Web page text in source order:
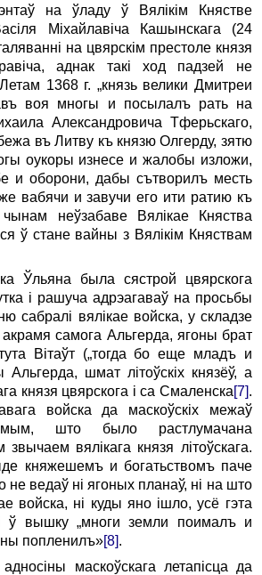
на ўладу ў Вялікім Княстве
Міхайлавіча Кашынскага (24
на цвярскім престоле князя
аднак такі ход падзей не
1368 г. „князь велики Дмитреи
воя многы и посылалъ рать на
Александровича Тферьскаго,
въ Литву къ князю Олгерду, зятю
оукоры изнесе и жалобы изложи,
и оборони, дабы сътворилъ месть
вабячи и завучи его ити ратию къ
неўзабаве Вялікае Княст­ва
ў стане вайны з Вялікім Княствам
Ўльяна была сястрой цвярско­га
i рашуча адрэагаваў на просьбы
сабралі вялікае войска, у складзе
акрамя самога Альгерда, ягоны брат
Вітаўт („тогда бо еще младъ и
шмат літоўскіх князёў, а
князя цвярскога i ca Смаленска[7].
войска да маскоўскіх межаў
што было растлумачана
вялікага князя літоўскага.
княжешемъ и богатьствомъ паче
не ведаў ні ягоных планаў, ні на што
войска, ні куды яно ішло, усё гэта
ў вы­шку „многи земли поималъ и
попленилъ»[8].
маскоўскага летапісца да